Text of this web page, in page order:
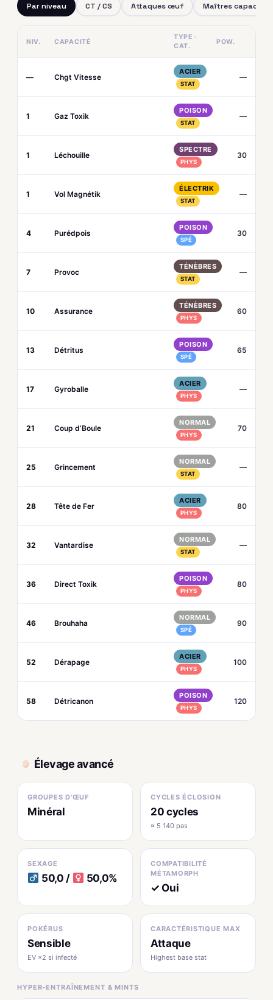
Par niveau CT / CS Attaques œuf Maîtres capacités
NIV. CAPACITÉ
TYPE ·
CAT.
POW.
— Chgt Vitesse
ACIER
STAT
—
1 Gaz Toxik
POISON
STAT
—
1 Léchouille
SPECTRE
PHYS
30
1 Vol Magnétik
ÉLECTRIK
STAT
—
4 Purédpois
POISON
SPÉ
30
7 Provoc
TÉNÈBRES
STAT
—
10 Assurance
TÉNÈBRES
PHYS
60
13 Détritus
POISON
SPÉ
65
17 Gyroballe
ACIER
PHYS
—
21 Coup d’Boule
NORMAL
PHYS
70
25 Grincement
NORMAL
STAT
—
28 Tête de Fer
ACIER
PHYS
80
32 Vantardise
NORMAL
STAT
—
36 Direct Toxik
POISON
PHYS
80
46 Brouhaha
NORMAL
SPÉ
90
52 Dérapage
ACIER
PHYS
100
58 Détricanon
POISON
PHYS
120
Élevage avancé
GROUPES D'ŒUF
Minéral
CYCLES ÉCLOSION
20 cycles
≈ 5 140 pas
SEXAGE
50,0 / 50,0%
COMPATIBILITÉ
MÉTAMORPH
✓ Oui
POKÉRUS
Sensible
EV ×2 si infecté
CARACTÉRISTIQUE MAX
Attaque
Highest base stat
HYPER-ENTRAÎNEMENT & MINTS